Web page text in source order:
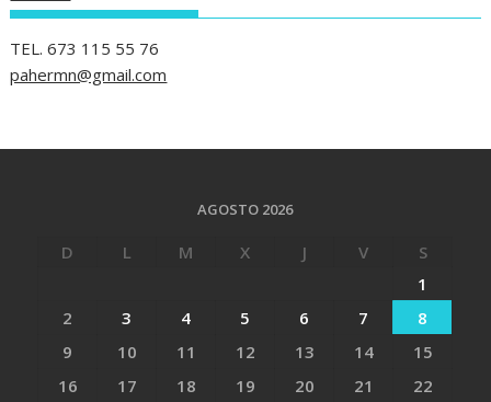
TEL. 673 115 55 76
pahermn@gmail.com
AGOSTO 2026
D L M X J V
S
1
2
3 4 5 6 7
8
9
10 11 12 13 14
15
16
17 18 19 20 21 22